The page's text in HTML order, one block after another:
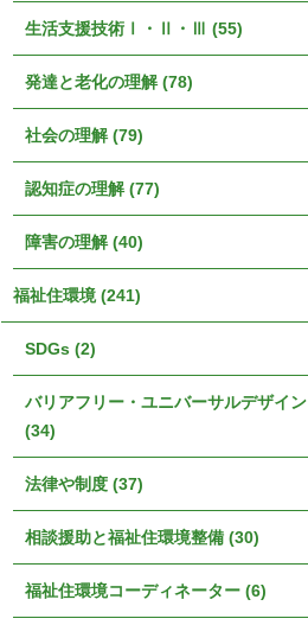
生活支援技術Ⅰ・Ⅱ・Ⅲ (55)
発達と老化の理解 (78)
社会の理解 (79)
認知症の理解 (77)
障害の理解 (40)
福祉住環境 (241)
SDGs (2)
バリアフリー・ユニバーサルデザイン
(34)
法律や制度 (37)
相談援助と福祉住環境整備 (30)
福祉住環境コーディネーター (6)